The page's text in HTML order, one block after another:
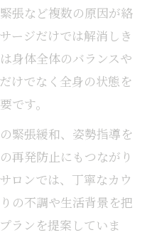
張など複数の原因が絡
ージだけでは解消しき
身体全体のバランスや
けでなく全身の状態を
です。
緊張緩和、姿勢指導を
再発防止にもつながり
ロンでは、丁寧なカウ
の不調や生活背景を把
ランを提案していま